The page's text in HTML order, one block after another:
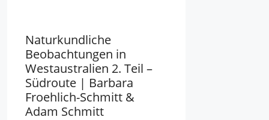
Naturkundliche
Beobachtungen in
Westaustralien 2. Teil –
Südroute | Barbara
Froehlich-Schmitt &
Adam Schmitt